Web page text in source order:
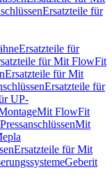
Ersatzteile für
Ersatzteile für
für Mit FlowFit
Ersatzteile für Mit
Ersatzteile für
UP-
Mit FlowFit
Mit
Ersatzteile für Mit
Geberit